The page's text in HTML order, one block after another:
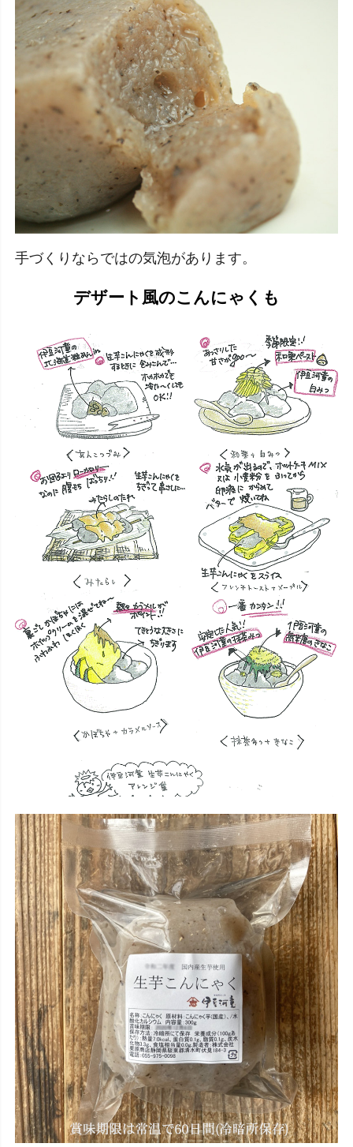
手づくりならではの気泡があります。
デザート風のこんにゃくも